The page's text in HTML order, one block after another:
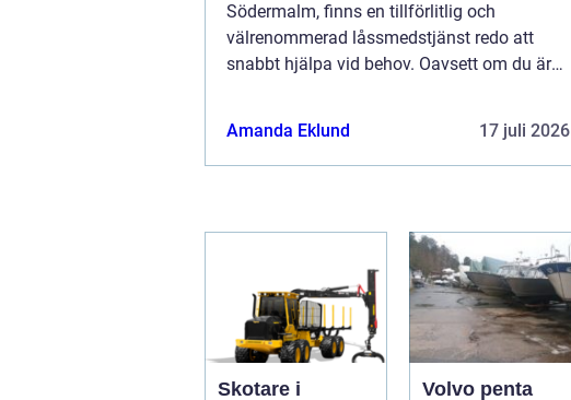
Södermalm, finns en tillförlitlig och
välrenommerad låssmedstjänst redo att
snabbt hjälpa vid behov. Oavsett om du är
Amanda Eklund
17 juli 2026
Skotare i Volvo penta